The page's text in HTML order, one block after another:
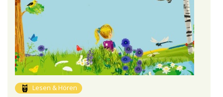
Lesen & Hören